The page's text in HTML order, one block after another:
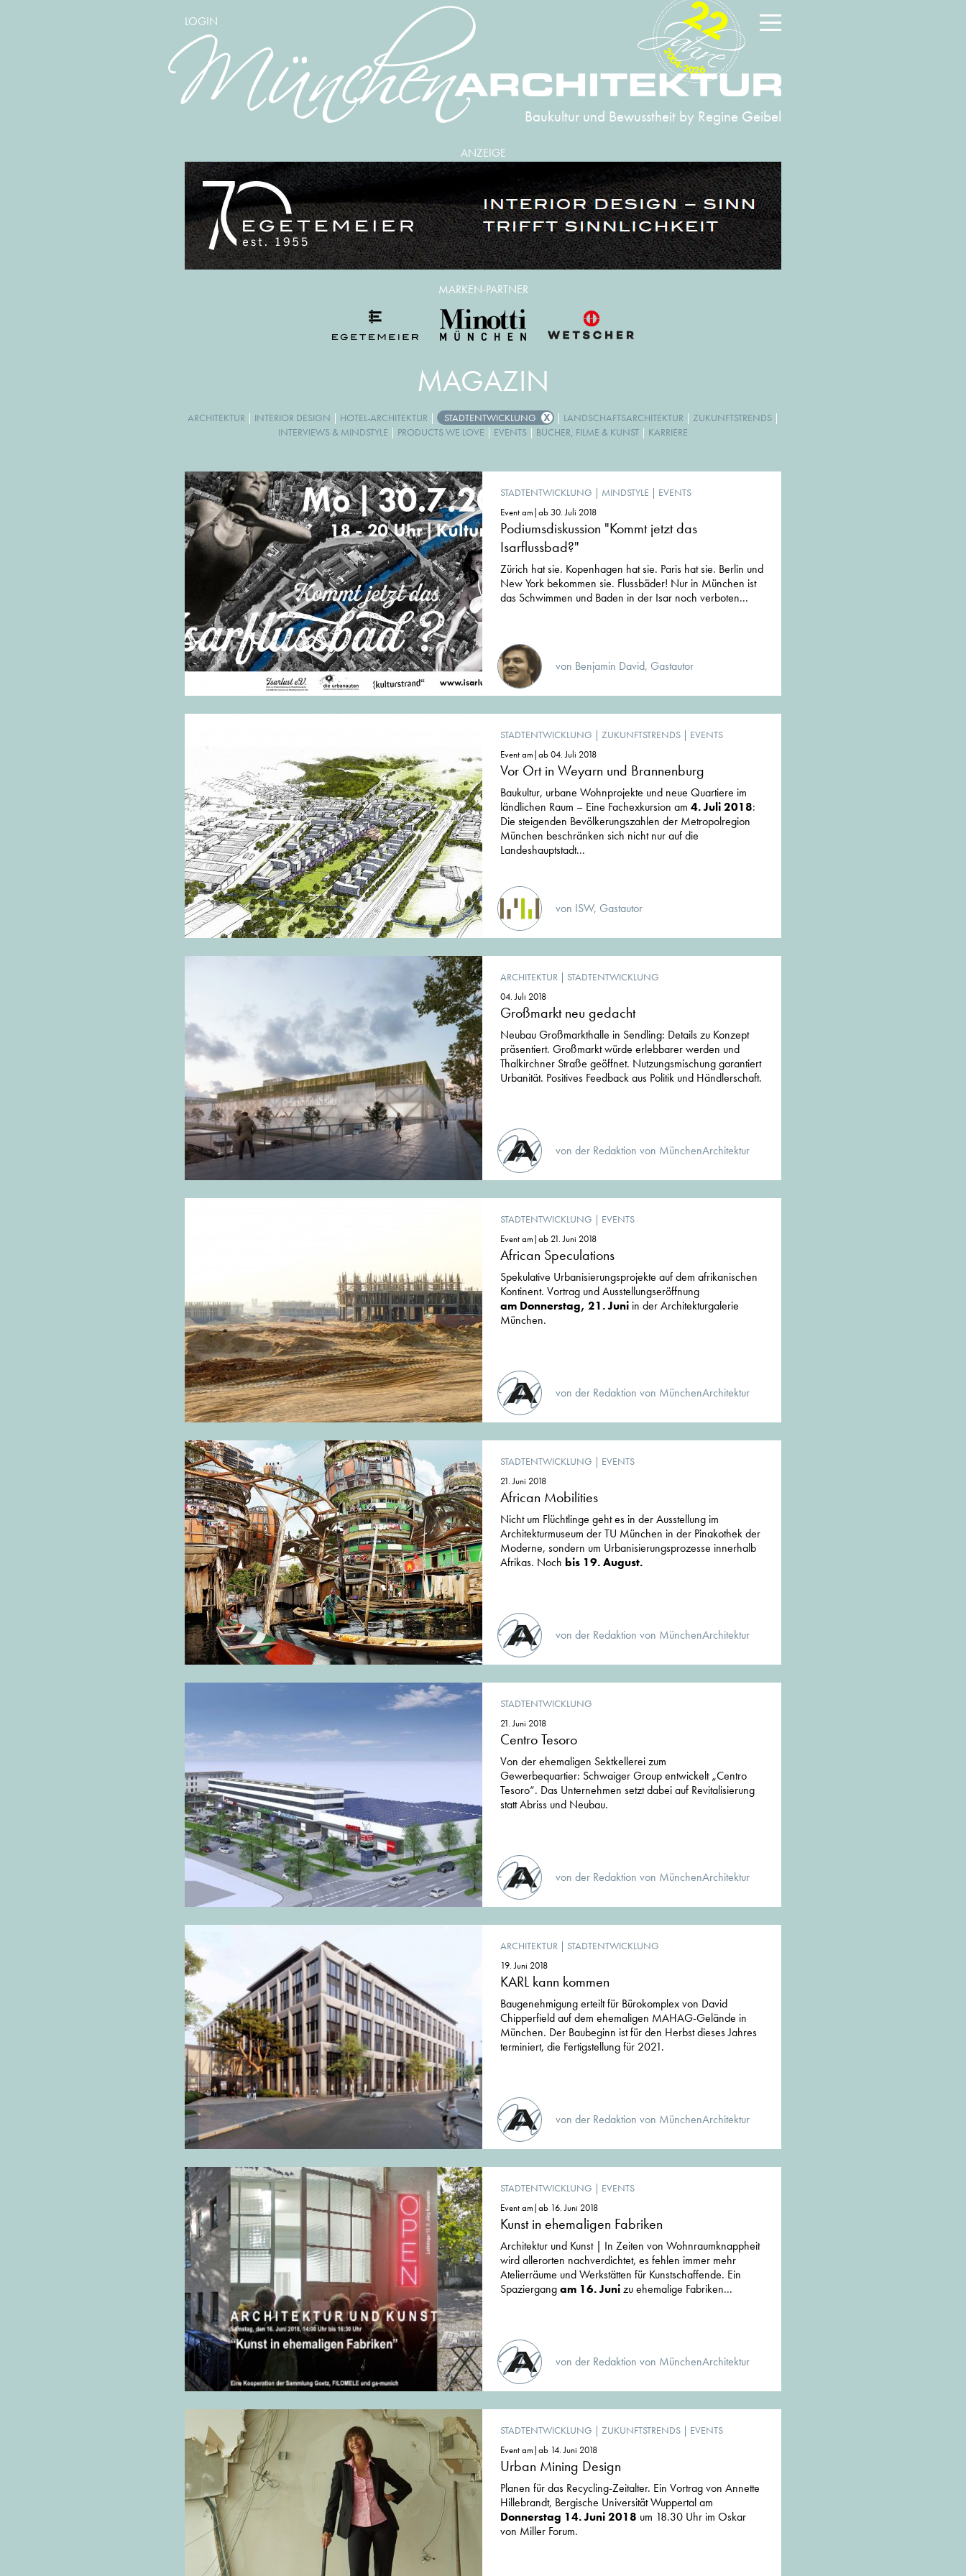
LOGIN
Baukultur und Bewusstheit by Regine Geibel
2004-2026
22
ANZEIGE
MAGAZIN
ARCHITEKTUR | INTERIOR DESIGN | HOTEL-ARCHITEKTUR | STADTENTWICKLUNG | LANDSCHAFTSARCHITEKTUR | ZUKUNFTSTRENDS|
INTERVIEWS & MINDSTYLE | PRODUCTS WE LOVE | EVENTS | BÜCHER, FILME & KUNST | KARRIERE
STADTENTWICKLUNG | MINDSTYLE | EVENTS
Event am|ab 30. Juli 2018
Podiumsdiskussion "Kommt jetzt das
Isarflussbad?"
Zürich hat sie. Kopenhagen hat sie. Paris hat sie. Berlin und
New York bekommen sie. Flussbäder! Nur in München ist
das Schwimmen und Baden in der Isar noch verboten...
von Benjamin David, Gastautor
STADTENTWICKLUNG | ZUKUNFTSTRENDS | EVENTS
Event am|ab 04. Juli 2018
Vor Ort in Weyarn und Brannenburg
Baukultur, urbane Wohnprojekte und neue Quartiere im
ländlichen Raum – Eine Fachexkursion am 4. Juli 2018:
Die steigenden Bevölkerungszahlen der Metropolregion
München beschränken sich nicht nur auf die
Landeshauptstadt...
von ISW, Gastautor
ARCHITEKTUR | STADTENTWICKLUNG
04. Juli 2018
Großmarkt neu gedacht
Neubau Großmarkthalle in Sendling: Details zu Konzept
präsentiert. Großmarkt würde erlebbarer werden und
Thalkirchner Straße geöffnet. Nutzungsmischung garantiert
Urbanität. Positives Feedback aus Politik und Händlerschaft.
von der Redaktion von MünchenArchitektur
STADTENTWICKLUNG | EVENTS
Event am|ab 21. Juni 2018
African Speculations
Spekulative Urbanisierungsprojekte auf dem afrikanischen
Kontinent. Vortrag und Ausstellungseröffnung
am Donnerstag, 21. Juni in der Architekturgalerie
München.
von der Redaktion von MünchenArchitektur
STADTENTWICKLUNG | EVENTS
21. Juni 2018
African Mobilities
Nicht um Flüchtlinge geht es in der Ausstellung im
Architekturmuseum der TU München in der Pinakothek der
Moderne, sondern um Urbanisierungsprozesse innerhalb
Afrikas. Noch bis 19. August.
von der Redaktion von MünchenArchitektur
STADTENTWICKLUNG
21. Juni 2018
Centro Tesoro
Von der ehemaligen Sektkellerei zum
Gewerbequartier: Schwaiger Group entwickelt „Centro
Tesoro“. Das Unternehmen setzt dabei auf Revitalisierung
statt Abriss und Neubau.
von der Redaktion von MünchenArchitektur
ARCHITEKTUR | STADTENTWICKLUNG
19. Juni 2018
KARL kann kommen
Baugenehmigung erteilt für Bürokomplex von David
Chipperfield auf dem ehemaligen MAHAG-Gelände in
München. Der Baubeginn ist für den Herbst dieses Jahres
terminiert, die Fertigstellung für 2021.
von der Redaktion von MünchenArchitektur
STADTENTWICKLUNG | EVENTS
Event am|ab 16. Juni 2018
Kunst in ehemaligen Fabriken
Architektur und Kunst | In Zeiten von Wohnraumknappheit
wird allerorten nachverdichtet, es fehlen immer mehr
Atelierräume und Werkstätten für Kunstschaffende. Ein
Spaziergangam 16. Junizu ehemalige Fabriken...
von der Redaktion von MünchenArchitektur
STADTENTWICKLUNG | ZUKUNFTSTRENDS | EVENTS
Event am|ab 14. Juni 2018
Urban Mining Design
Planen für das Recycling-Zeitalter. Ein Vortrag von Annette
Hillebrandt, Bergische Universität Wuppertal am
Donnerstag 14. Juni 2018 um 18.30 Uhr im Oskar
von Miller Forum.